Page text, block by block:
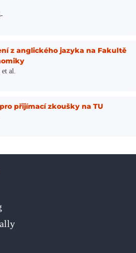
z anglického jazyka na Fakultě
al.
přijímací zkoušky na TU